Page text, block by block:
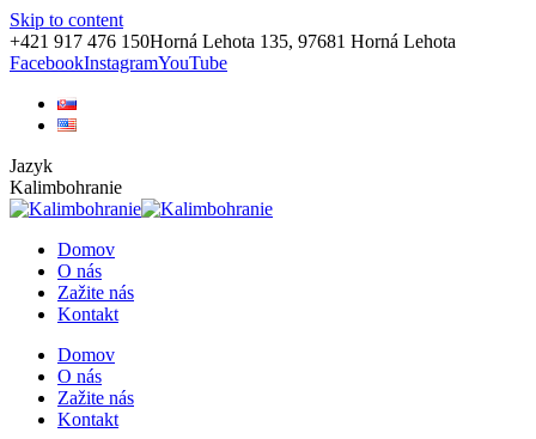
Skip to content
+421 917 476 150Horná Lehota 135, 97681 Horná Lehota
FacebookInstagramYouTube
Jazyk
Kalimbohranie
Domov
O nás
Zažite nás
Kontakt
Domov
O nás
Zažite nás
Kontakt